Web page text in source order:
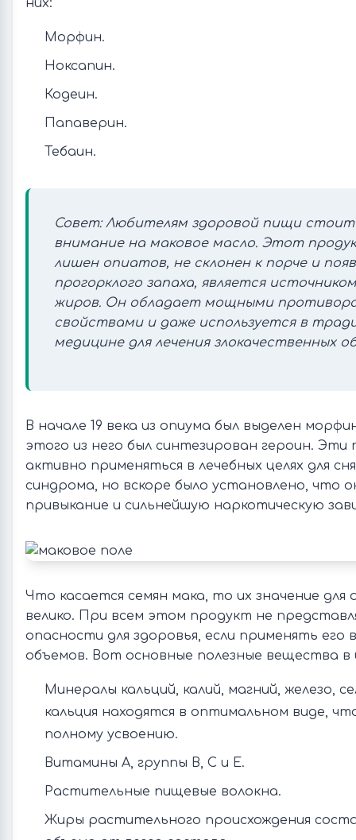
них:
Морфин.
Ноксапин.
Кодеин.
Папаверин.
Тебаин.
Совет: Любителям здоровой пищи
внимание на маковое масло. Этот
лишен опиатов, не склонен к порче и
прогорклого запаха, является
жиров. Он обладает мощными
свойствами и даже используется в
медицине для лечения злокачественных
В начале 19 века из опиума был выделен
этого из него был синтезирован героин.
активно применяться в лечебных целях для
синдрома, но вскоре было установлено, что
привыкание и сильнейшую наркотическую
Что касается семян мака, то их значение для
велико. При всем этом продукт не
опасности для здоровья, если применять его
объемов. Вот основные полезные вещества в
Минералы кальций, калий, магний, железо,
кальция находятся в оптимальном виде,
полному усвоению.
Витамины А, группы В, С и Е.
Растительные пищевые волокна.
Жиры растительного происхождения